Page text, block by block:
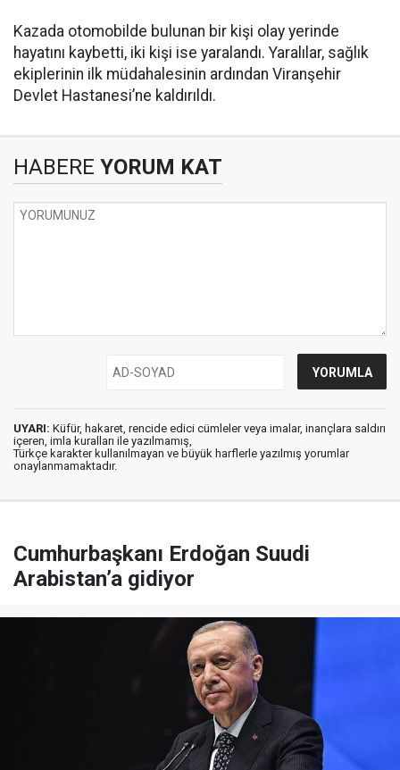
Kazada otomobilde bulunan bir kişi olay yerinde
hayatını kaybetti, iki kişi ise yaralandı. Yaralılar, sağlık
ekiplerinin ilk müdahalesinin ardından Viranşehir
Devlet Hastanesi’ne kaldırıldı.
HABERE YORUM KAT
UYARI: Küfür, hakaret, rencide edici cümleler veya imalar, inançlara saldırı
içeren, imla kuralları ile yazılmamış,
Türkçe karakter kullanılmayan ve büyük harflerle yazılmış yorumlar
onaylanmamaktadır.
Cumhurbaşkanı Erdoğan Suudi
Arabistan’a gidiyor